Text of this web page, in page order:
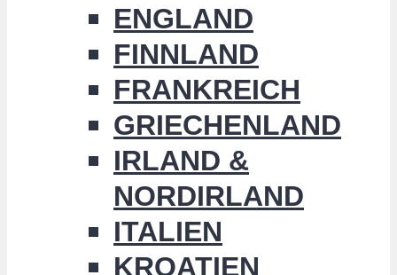
ENGLAND
FINNLAND
FRANKREICH
GRIECHENLAND
IRLAND &
NORDIRLAND
ITALIEN
KROATIEN